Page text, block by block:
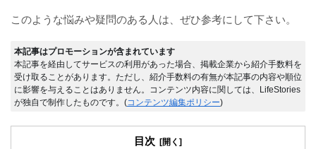
このような悩みや疑問のある人は、ぜひ参考にして下さい。
本記事はプロモーションが含まれています
本記事を経由してサービスの利用があった場合、掲載企業から紹介手数料を
受け取ることがあります。ただし、紹介手数料の有無が本記事の内容や順位
に影響を与えることはありません。コンテンツ内容に関しては、LifeStories
が独自で制作したものです。(コンテンツ編集ポリシー)
目次